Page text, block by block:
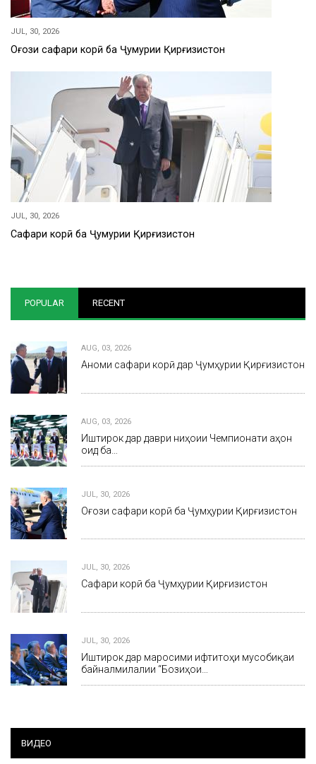
JUL, 30, 2026
Оғози сафари корӣ ба Ҷумҳурии Қирғизистон
JUL, 30, 2026
Сафари корӣ ба Ҷумҳурии Қирғизистон
POPULAR RECENT
AUG, 03, 2026
Анҷоми сафари корӣ дар Ҷумҳурии Қирғизистон
AUG, 03, 2026
Иштирок дар даври ниҳоии Чемпионати ҷаҳон
оид ба…
JUL, 30, 2026
Оғози сафари корӣ ба Ҷумҳурии Қирғизистон
JUL, 30, 2026
Сафари корӣ ба Ҷумҳурии Қирғизистон
JUL, 30, 2026
Иштирок дар маросими ифтитоҳи мусобиқаи
байналмилалии “Бозиҳои…
ВИДЕО